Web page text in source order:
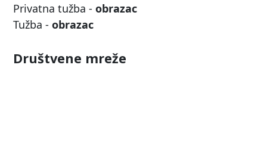
Privatna tužba - obrazac
Tužba - obrazac
Društvene mreže